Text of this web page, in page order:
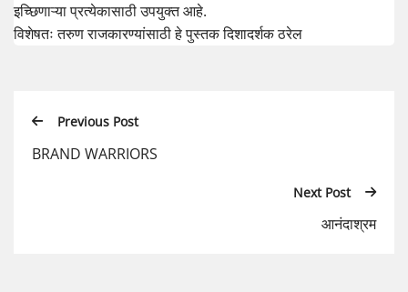
इच्छिणाऱ्या प्रत्येकासाठी उपयुक्त आहे.
विशेषतः तरुण राजकारण्यांसाठी हे पुस्तक दिशादर्शक ठरेल
Previous Post
BRAND WARRIORS
Next Post
आनंदाश्रम